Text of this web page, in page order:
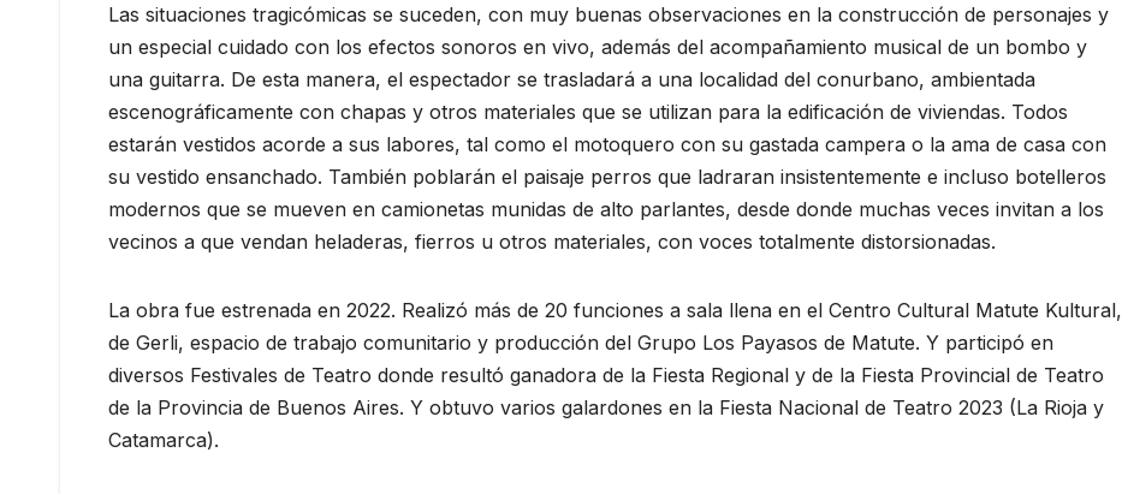
Las situaciones tragicómicas se suceden, con muy buenas observaciones en la construcción de personajes y
un especial cuidado con los efectos sonoros en vivo, además del acompañamiento musical de un bombo y
una guitarra. De esta manera, el espectador se trasladará a una localidad del conurbano, ambientada
escenográficamente con chapas y otros materiales que se utilizan para la edificación de viviendas. Todos
estarán vestidos acorde a sus labores, tal como el motoquero con su gastada campera o la ama de casa con
su vestido ensanchado. También poblarán el paisaje perros que ladraran insistentemente e incluso botelleros
modernos que se mueven en camionetas munidas de alto parlantes, desde donde muchas veces invitan a los
vecinos a que vendan heladeras, fierros u otros materiales, con voces totalmente distorsionadas.
La obra fue estrenada en 2022. Realizó más de 20 funciones a sala llena en el Centro Cultural Matute Kultural,
de Gerli, espacio de trabajo comunitario y producción del Grupo Los Payasos de Matute. Y participó en
diversos Festivales de Teatro donde resultó ganadora de la Fiesta Regional y de la Fiesta Provincial de Teatro
de la Provincia de Buenos Aires. Y obtuvo varios galardones en la Fiesta Nacional de Teatro 2023 (La Rioja y
Catamarca).